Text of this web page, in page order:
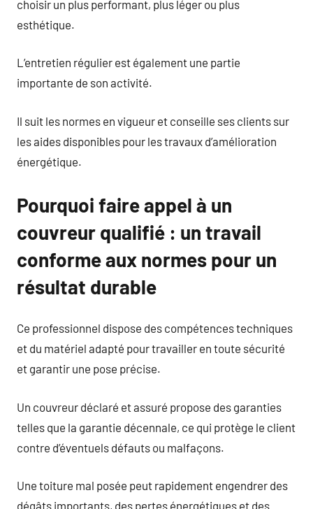
choisir un plus performant, plus léger ou plus
esthétique.
L’entretien régulier est également une partie
importante de son activité.
Il suit les normes en vigueur et conseille ses clients sur
les aides disponibles pour les travaux d’amélioration
énergétique.
Pourquoi faire appel à un
couvreur qualifié : un travail
conforme aux normes pour un
résultat durable
Ce professionnel dispose des compétences techniques
et du matériel adapté pour travailler en toute sécurité
et garantir une pose précise.
Un couvreur déclaré et assuré propose des garanties
telles que la garantie décennale, ce qui protège le client
contre d’éventuels défauts ou malfaçons.
Une toiture mal posée peut rapidement engendrer des
dégâts importants, des pertes énergétiques et des